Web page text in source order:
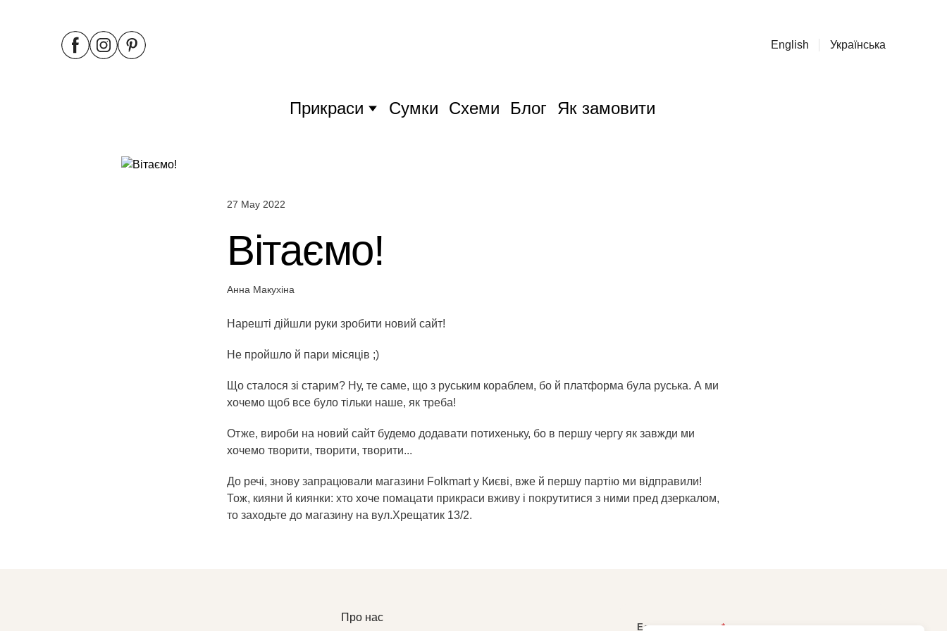
English Українська
Прикраси Сумки Схеми Блог Як замовити
27 May 2022
Вітаємо!
Анна Макухіна
Нарешті дійшли руки зробити новий сайт!
Не пройшло й пари місяців ;)
Що сталося зі старим? Ну, те саме, що з руським кораблем, бо й платформа була руська. А ми
хочемо щоб все було тільки наше, як треба!
Отже, вироби на новий сайт будемо додавати потихеньку, бо в першу чергу як завжди ми
хочемо творити, творити, творити...
До речі, знову запрацювали магазини Folkmart у Києві, вже й першу партію ми відправили!
Тож, кияни й киянки: хто хоче помацати прикраси вживу і покрутитися з ними пред дзеркалом,
то заходьте до магазину на вул.Хрещатик 13/2.
Про нас
Електронна пошта*